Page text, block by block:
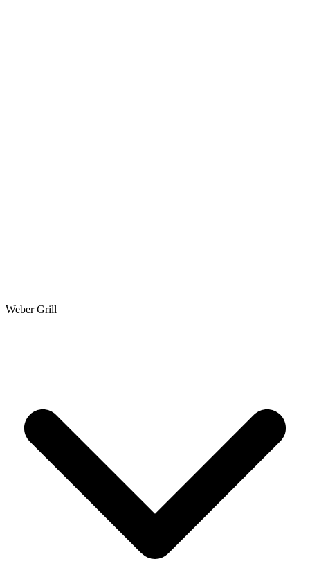
Weber Grill